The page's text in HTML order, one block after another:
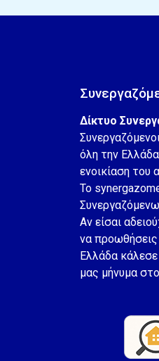
Δίκτυο
όλη την
ενοικίαση του
Το
Αν είσαι
να
Ελλάδα
μας μήνυμα στο